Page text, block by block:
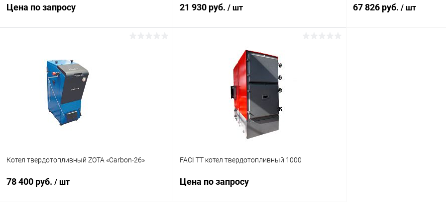
Цена по запросу
Купить в 1 клик
В избранное
21 930 руб. / шт
В корзину
Купить в 1 клик Сравнение
Под заказ
67 826 руб. / шт
Котел твердотопливный ZOTA «Carbon-26»
78 400 руб. / шт
FACI TT котел твердотопливный 1000
Цена по запросу